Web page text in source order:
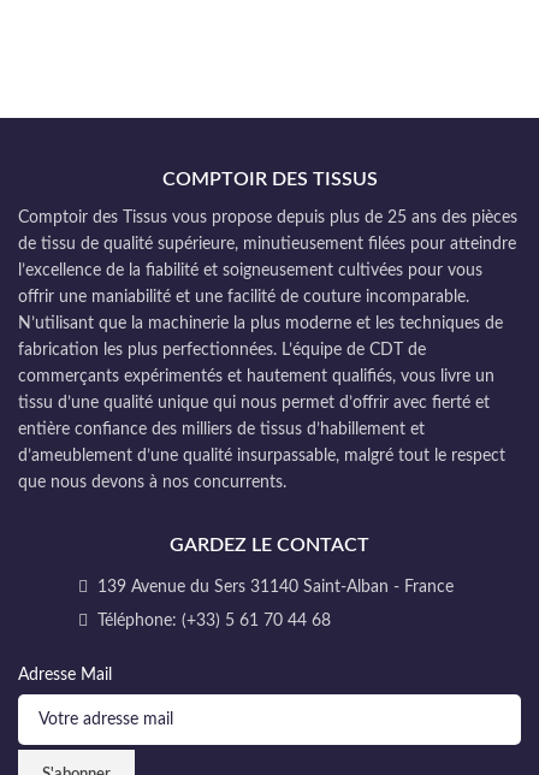
COMPTOIR DES TISSUS
Comptoir des Tissus vous propose depuis plus de 25 ans des pièces
de tissu de qualité supérieure, minutieusement filées pour atteindre
l’excellence de la fiabilité et soigneusement cultivées pour vous
offrir une maniabilité et une facilité de couture incomparable.
N’utilisant que la machinerie la plus moderne et les techniques de
fabrication les plus perfectionnées. L’équipe de CDT de
commerçants expérimentés et hautement qualifiés, vous livre un
tissu d’une qualité unique qui nous permet d’offrir avec fierté et
entière confiance des milliers de tissus d’habillement et
d’ameublement d’une qualité insurpassable, malgré tout le respect
que nous devons à nos concurrents.
GARDEZ LE CONTACT
139 Avenue du Sers 31140 Saint-Alban - France
Téléphone: (+33) 5 61 70 44 68
Adresse Mail